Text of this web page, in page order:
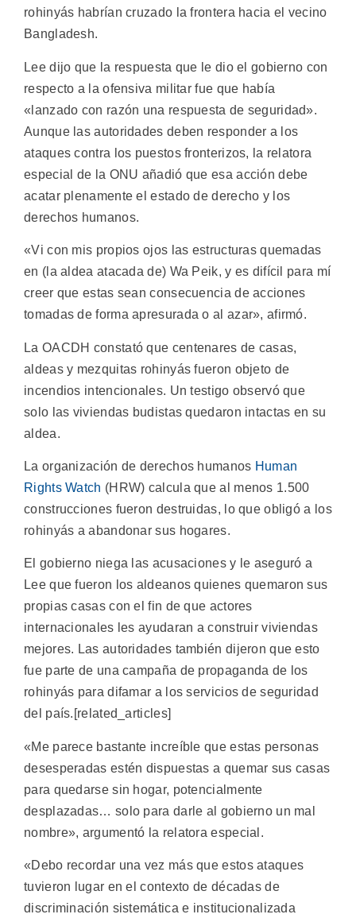
rohinyás habrían cruzado la frontera hacia el vecino
Bangladesh.
Lee dijo que la respuesta que le dio el gobierno con
respecto a la ofensiva militar fue que había
«lanzado con razón una respuesta de seguridad».
Aunque las autoridades deben responder a los
ataques contra los puestos fronterizos, la relatora
especial de la ONU añadió que esa acción debe
acatar plenamente el estado de derecho y los
derechos humanos.
«Vi con mis propios ojos las estructuras quemadas
en (la aldea atacada de) Wa Peik, y es difícil para mí
creer que estas sean consecuencia de acciones
tomadas de forma apresurada o al azar», afirmó.
La OACDH constató que centenares de casas,
aldeas y mezquitas rohinyás fueron objeto de
incendios intencionales. Un testigo observó que
solo las viviendas budistas quedaron intactas en su
aldea.
La organización de derechos humanos Human
Rights Watch (HRW) calcula que al menos 1.500
construcciones fueron destruidas, lo que obligó a los
rohinyás a abandonar sus hogares.
El gobierno niega las acusaciones y le aseguró a
Lee que fueron los aldeanos quienes quemaron sus
propias casas con el fin de que actores
internacionales les ayudaran a construir viviendas
mejores. Las autoridades también dijeron que esto
fue parte de una campaña de propaganda de los
rohinyás para difamar a los servicios de seguridad
del país.[related_articles]
«Me parece bastante increíble que estas personas
desesperadas estén dispuestas a quemar sus casas
para quedarse sin hogar, potencialmente
desplazadas… solo para darle al gobierno un mal
nombre», argumentó la relatora especial.
«Debo recordar una vez más que estos ataques
tuvieron lugar en el contexto de décadas de
discriminación sistemática e institucionalizada